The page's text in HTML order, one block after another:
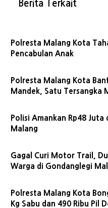
Berita Terkait
Polresta Malang Kota
Pencabulan Anak
Polresta Malang Kota
Mandek, Satu Tersangka
Polisi Amankan Rp48
Malang
Gagal Curi Motor Trail,
Warga di Gondanglegi
Polresta Malang Kota
Kg Sabu dan 490 Ribu Pil